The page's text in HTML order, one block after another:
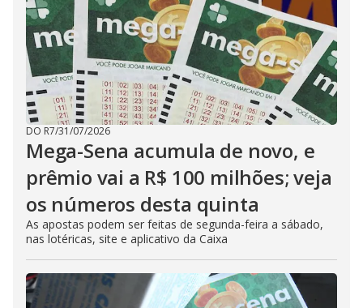
DO R7/31/07/2026
Mega-Sena acumula de novo, e
prêmio vai a R$ 100 milhões; veja
os números desta quinta
As apostas podem ser feitas de segunda-feira a sábado,
nas lotéricas, site e aplicativo da Caixa